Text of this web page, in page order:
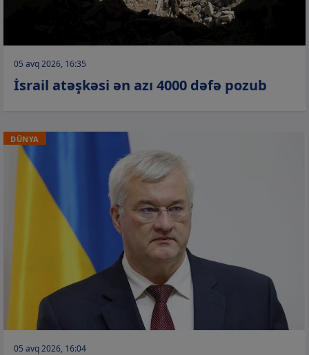
05 avq 2026, 16:35
İsrail atəşkəsi ən azı 4000 dəfə pozub
DÜNYA
05 avq 2026, 16:04